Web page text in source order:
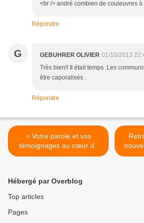
<br /> andré combien de couleuvres à
Répondre
G GEBUHRER OLIVIER 01/10/2013
Très bien!! Il était temps .Les
être caporalisés .
Répondre
< Votre parole et vos
témoignages au cœur du
débat sur les retraites à
Hébergé par Overblog
Top articles
Pages